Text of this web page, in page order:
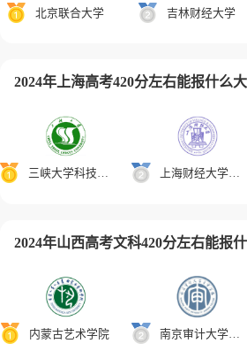
北京联合大学 吉林财经大学
2024年上海高考420分左右能报什么
三峡大学科技学院 上海财经大学浙江学院
2024年山西高考文科420分左右能报
内蒙古艺术学院 南京审计大学金审学院